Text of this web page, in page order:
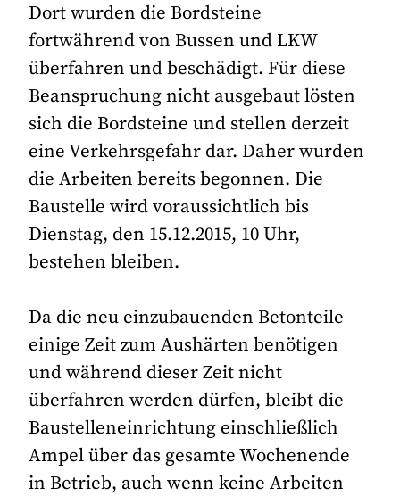
Dort wurden die Bordsteine
fortwährend von Bussen und LKW
überfahren und beschädigt. Für diese
Beanspruchung nicht ausgebaut lösten
sich die Bordsteine und stellen derzeit
eine Verkehrsgefahr dar. Daher wurden
die Arbeiten bereits begonnen. Die
Baustelle wird voraussichtlich bis
Dienstag, den 15.12.2015, 10 Uhr,
bestehen bleiben.
Da die neu einzubauenden Betonteile
einige Zeit zum Aushärten benötigen
und während dieser Zeit nicht
überfahren werden dürfen, bleibt die
Baustelleneinrichtung einschließlich
Ampel über das gesamte Wochenende
in Betrieb, auch wenn keine Arbeiten